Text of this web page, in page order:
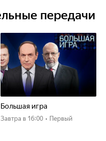
передачи
Большая игра
Завтра в 16:00 • Первый